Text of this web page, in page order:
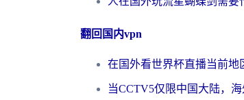
翻回国内vpn